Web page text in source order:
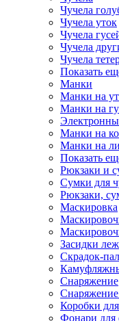
Чучела
Чучела уток
Чучела
Чучела
Чучела
Показать
Манки
Манки на
Манки на
Манки на
Манки на
Показать
Рюкзаки и
Сумки для
Рюкзаки,
Маскировка
Засидки
Скрадок-
Снаряжение
Снаряжение
Коробки
Фонари для